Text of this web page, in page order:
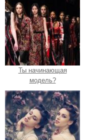
Ты начинающая
модель?